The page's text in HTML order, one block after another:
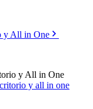
y All in One
y All in One
y all in one